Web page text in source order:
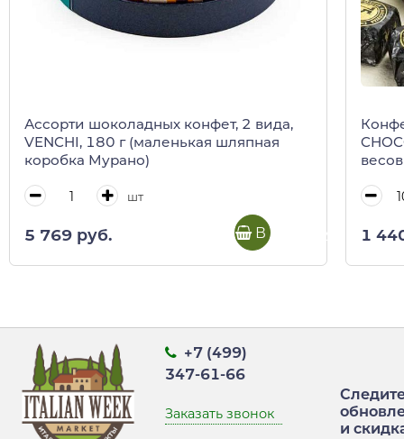
Ассорти шоколадных конфет, 2 вида,
VENCHI, 180 г (маленькая шляпная
коробка Мурано)
шт
5 769 руб. В корзину 1
+7 (499)
347-61-66
Заказать звонок
и